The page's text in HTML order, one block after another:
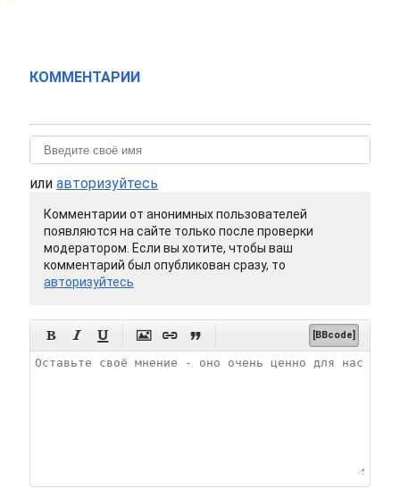
КОММЕНТАРИИ
или авторизуйтесь
Комментарии от анонимных пользователей
появляются на сайте только после проверки
модератором. Если вы хотите, чтобы ваш
комментарий был опубликован сразу, то
авторизуйтесь
      [BBcode]